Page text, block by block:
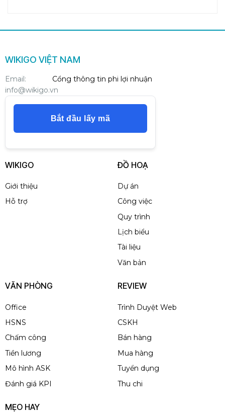
WIKIGO VIỆT NAM
Email:
info@wikigo.vn
Cổng thông tin phi lợi nhuận
Bắt đầu lấy mã
WIKIGO
Giới thiệu
Hỗ trợ
ĐỒ HOẠ
Dự án
Công việc
Quy trình
Lịch biểu
Tài liệu
Văn bản
VĂN PHÒNG
Office
HSNS
Chấm công
Tiền lương
Mô hình ASK
Đánh giá KPI
REVIEW
Trình Duyệt Web
CSKH
Bán hàng
Mua hàng
Tuyển dụng
Thu chi
MẸO HAY